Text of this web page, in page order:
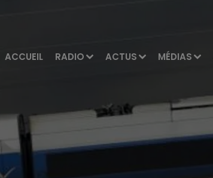
ACCUEIL RADIO ACTUS MÉDIAS